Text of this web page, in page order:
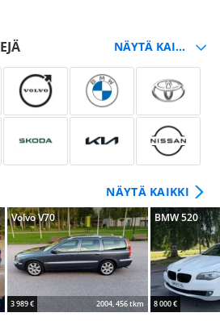
NÄYTÄ KAIKKI
Volvo V70
3 989 € 2004, 456 tkm
BMW 520
8 000 €